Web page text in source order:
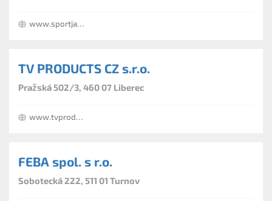
www.sportjablonec.cz
TV PRODUCTS CZ s.r.o.
Pražská 502/3, 460 07 Liberec
www.tvproducts.cz
FEBA spol. s r.o.
Sobotecká 222, 511 01 Turnov